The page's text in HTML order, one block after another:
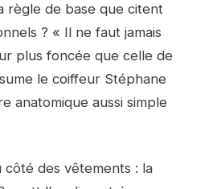
règle de base que citent
? « Il ne faut jamais
plus foncée que celle de
le coiffeur Stéphane
anatomique aussi simple
côté des vêtements : la